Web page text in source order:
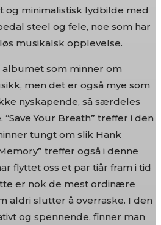
og minimalistisk lydbilde med
steel og fele, noe som har
musikalsk opplevelse.
som minner om
men det er også mye som
nyskapende, så særdeles
Your Breath” treffer i den
tungt om slik Hank
treffer også i denne
flyttet oss et par tiår fram i tid
er nok de mest ordinære
aldri slutter å overraske. I den
og spennende, finner man